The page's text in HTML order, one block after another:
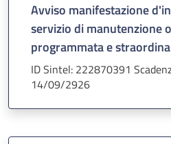
Avviso manifestazione
servizio di manutenzione
programmata e
tavoli autoptici in
Patologia Cardiovascolare
ID Sintel: 222870391
14/09/2926